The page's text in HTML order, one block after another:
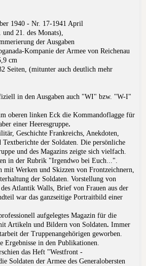
1940 - Nr. 17-1941 April
21. des Monats),
der Ausgaben
Kompanie der Armee von Reichenau
cm
Seiten, (mitunter auch deutlich mehr
in den Ausgaben auch "WI" bzw. "W-I"
oberen linken Eck die Kommandoflagge für
einer Heeresgruppe.
Geschichte Frankreichs, Anekdoten,
der Soldaten. Die persönliche
und des Magazins zeigte sich vielfach.
in der Rubrik "Irgendwo bei Euch...".
mit Werken und Skizzen von Frontzeichnern,
der Soldaten. Vorstellung von
Atlantik Walls, Brief von Frauen aus der
war das ganzseitige Portraitbild einer
aufgelegtes Magazin für die
Artikeln und Bildern von Soldaten. Immer
der Truppenangehörigen geworben.
Ergebnisse in den Publikationen.
das Heft "Westfront -
Soldaten der Armee des Generalobersten